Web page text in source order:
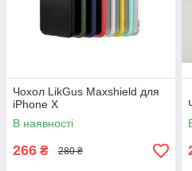
Чохол LikGus Maxshield для
iPhone X
В наявності
266 ₴ 280 ₴